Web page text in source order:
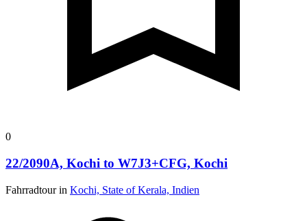
0
22/2090A, Kochi to W7J3+CFG, Kochi
Fahrradtour in Kochi, State of Kerala, Indien